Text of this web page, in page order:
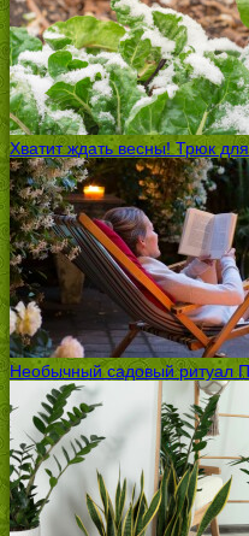
Хватит ждать весны! Трюк
Необычный садовый ритуал